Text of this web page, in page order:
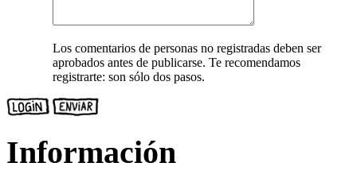
Los comentarios de personas no registradas deben ser
aprobados antes de publicarse. Te recomendamos
registrarte: son sólo dos pasos.
Información